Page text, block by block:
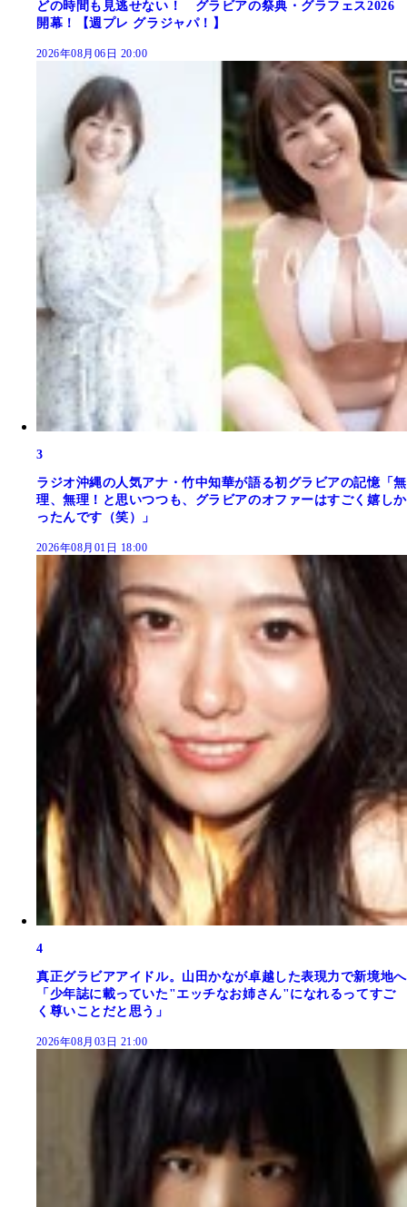
どの時間も見逃せない！ グラビアの祭典・グラフェス2026
開幕！【週プレ グラジャパ！】
2026年08月06日 20:00
3
ラジオ沖縄の人気アナ・竹中知華が語る初グラビアの記憶「無
理、無理！と思いつつも、グラビアのオファーはすごく嬉しか
ったんです（笑）」
2026年08月01日 18:00
4
真正グラビアアイドル。山田かなが卓越した表現力で新境地へ
「少年誌に載っていた"エッチなお姉さん"になれるってすご
く尊いことだと思う」
2026年08月03日 21:00